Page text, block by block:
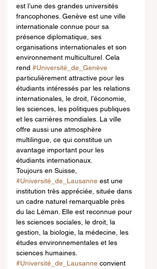
est l’une des grandes universités
francophones. Genève est une ville
internationale connue pour sa
présence diplomatique, ses
organisations internationales et son
environnement multiculturel. Cela
rend #Université_de_Genève
particulièrement attractive pour les
étudiants intéressés par les relations
internationales, le droit, l’économie,
les sciences, les politiques publiques
et les carrières mondiales. La ville
offre aussi une atmosphère
multilingue, ce qui constitue un
avantage important pour les
étudiants internationaux.
Toujours en Suisse,
#Université_de_Lausanne est une
institution très appréciée, située dans
un cadre naturel remarquable près
du lac Léman. Elle est reconnue pour
les sciences sociales, le droit, la
gestion, la biologie, la médecine, les
études environnementales et les
sciences humaines.
#Université_de_Lausanne convient